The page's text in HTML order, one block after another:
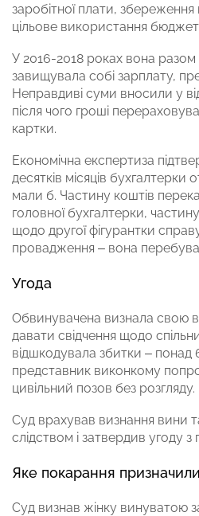
заробітної плати,
цільове використання
У 2016-2018 роках вона разом
завищувала собі зарплату,
Неправдиві суми вносили у
після чого гроші
картки.
Економічна експертиза
десятків місяців
мали б. Частину коштів
головної бухгалтерки,
щодо другої фігурантки
провадження – вона
Угода
Обвинувачена визнала свою
давати свідчення щодо
відшкодувала збитки – понад
представник виконкому
цивільний позов без розгляду.
Суд врахував визнання вини
слідством і затвердив угоду
Яке покарання призначили
Суд визнав жінку винуватою